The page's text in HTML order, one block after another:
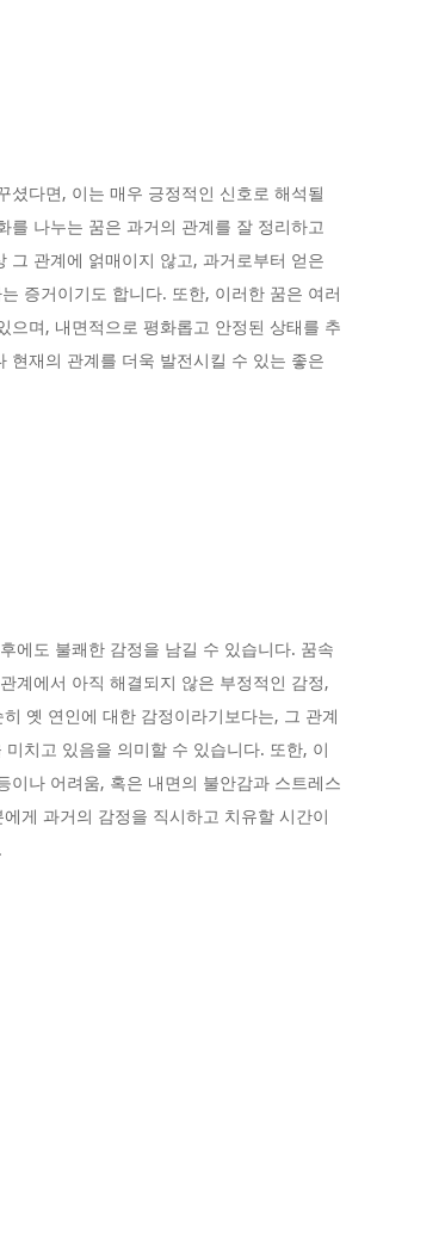
셨다면, 이는 매우 긍정적인 신호로 해석될
를 나누는 꿈은 과거의 관계를 잘 정리하고
그 관계에 얽매이지 않고, 과거로부터 얻은
증거이기도 합니다. 또한, 이러한 꿈은 여러
으며, 내면적으로 평화롭고 안정된 상태를 추
현재의 관계를 더욱 발전시킬 수 있는 좋은
에도 불쾌한 감정을 남길 수 있습니다. 꿈속
계에서 아직 해결되지 않은 부정적인 감정,
옛 연인에 대한 감정이라기보다는, 그 관계
치고 있음을 의미할 수 있습니다. 또한, 이
이나 어려움, 혹은 내면의 불안감과 스트레스
게 과거의 감정을 직시하고 치유할 시간이